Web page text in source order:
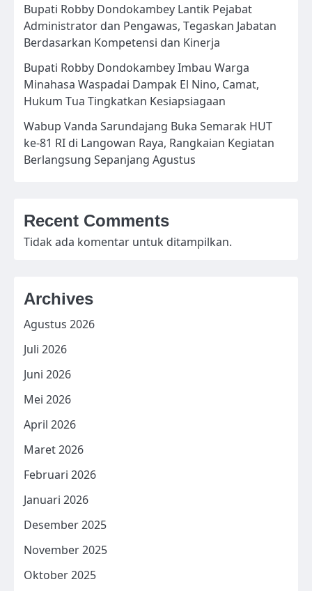
Bupati Robby Dondokambey Lantik Pejabat
Administrator dan Pengawas, Tegaskan Jabatan
Berdasarkan Kompetensi dan Kinerja
Bupati Robby Dondokambey Imbau Warga
Minahasa Waspadai Dampak El Nino, Camat,
Hukum Tua Tingkatkan Kesiapsiagaan
Wabup Vanda Sarundajang Buka Semarak HUT
ke-81 RI di Langowan Raya, Rangkaian Kegiatan
Berlangsung Sepanjang Agustus
Recent Comments
Tidak ada komentar untuk ditampilkan.
Archives
Agustus 2026
Juli 2026
Juni 2026
Mei 2026
April 2026
Maret 2026
Februari 2026
Januari 2026
Desember 2025
November 2025
Oktober 2025